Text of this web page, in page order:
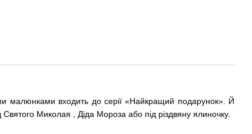
малюнками входить до серії «Найкращий подарунок». Й
Миколая , Діда Мороза або під різдвяну ялиночку.